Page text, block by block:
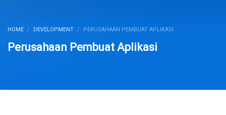
HOME DEVELOPMENT PERUSAHAAN PEMBUAT APLIKASI
Perusahaan Pembuat Aplikasi